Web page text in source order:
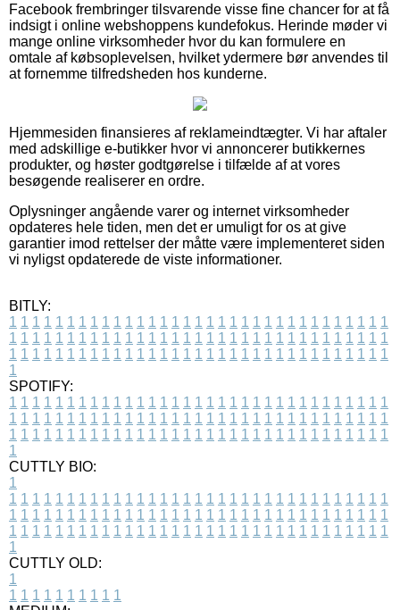
Facebook frembringer tilsvarende visse fine chancer for at få
indsigt i online webshoppens kundefokus. Herinde møder vi
mange online virksomheder hvor du kan formulere en
omtale af købsoplevelsen, hvilket ydermere bør anvendes til
at fornemme tilfredsheden hos kunderne.
Hjemmesiden finansieres af reklameindtægter. Vi har aftaler
med adskillige e-butikker hvor vi annoncerer butikkernes
produkter, og høster godtgørelse i tilfælde af at vores
besøgende realiserer en ordre.
Oplysninger angående varer og internet virksomheder
opdateres hele tiden, men det er umuligt for os at give
garantier imod rettelser der måtte være implementeret siden
vi nyligst opdaterede de viste informationer.
BITLY:
1 1 1 1 1 1 1 1 1 1 1 1 1 1 1 1 1 1 1 1 1 1 1 1 1 1 1 1 1 1 1 1 1
1 1 1 1 1 1 1 1 1 1 1 1 1 1 1 1 1 1 1 1 1 1 1 1 1 1 1 1 1 1 1 1 1
1 1 1 1 1 1 1 1 1 1 1 1 1 1 1 1 1 1 1 1 1 1 1 1 1 1 1 1 1 1 1 1 1
1
SPOTIFY:
1 1 1 1 1 1 1 1 1 1 1 1 1 1 1 1 1 1 1 1 1 1 1 1 1 1 1 1 1 1 1 1 1
1 1 1 1 1 1 1 1 1 1 1 1 1 1 1 1 1 1 1 1 1 1 1 1 1 1 1 1 1 1 1 1 1
1 1 1 1 1 1 1 1 1 1 1 1 1 1 1 1 1 1 1 1 1 1 1 1 1 1 1 1 1 1 1 1 1
1
CUTTLY BIO:
1
1 1 1 1 1 1 1 1 1 1 1 1 1 1 1 1 1 1 1 1 1 1 1 1 1 1 1 1 1 1 1 1 1
1 1 1 1 1 1 1 1 1 1 1 1 1 1 1 1 1 1 1 1 1 1 1 1 1 1 1 1 1 1 1 1 1
1 1 1 1 1 1 1 1 1 1 1 1 1 1 1 1 1 1 1 1 1 1 1 1 1 1 1 1 1 1 1 1 1
1
CUTTLY OLD:
1
1 1 1 1 1 1 1 1 1 1